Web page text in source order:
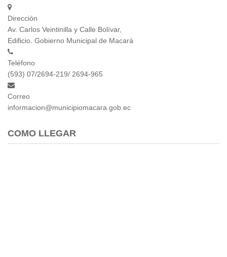
Dirección
Av. Carlos Veintinilla y Calle Bolívar,
Edificio. Gobierno Municipal de Macará
Teléfono
(593) 07/2694-219/ 2694-965
Correo
informacion@municipiomacara.gob.ec
COMO LLEGAR